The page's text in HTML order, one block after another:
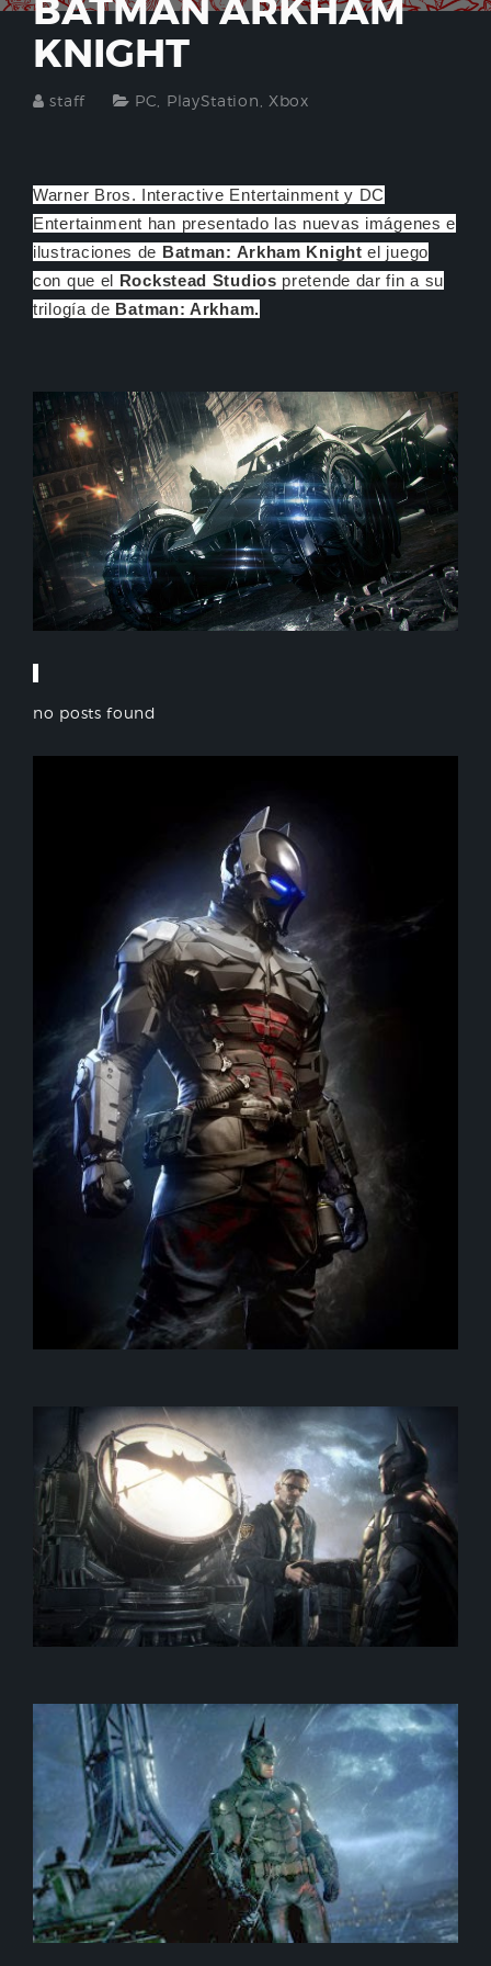
BATMAN ARKHAM
KNIGHT
staff PC PlayStation Xbox
Warner Bros. Interactive Entertainment y DC
Entertainment han presentado las nuevas imágenes e
ilustraciones de Batman: Arkham Knight el juego
con que el Rockstead Studios pretende dar fin a su
trilogía de Batman: Arkham.
no posts found